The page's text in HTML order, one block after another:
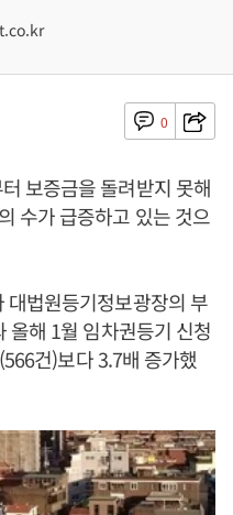
0
보증금을 돌려받지 못해
수가 급증하고 있는 것으
법원등기정보광장의 부
올해 1월 임차권등기 신청
건)보다 3.7배 증가했